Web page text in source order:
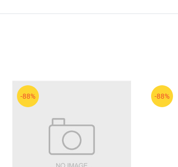
tự nhiên.
môi mềm mịn, rạng rỡ và cuốn hút suốt ngày dài!
-88% -88%